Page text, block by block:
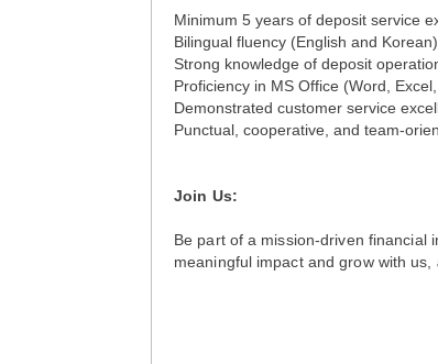
Minimum 5 years of deposit service
Bilingual fluency (English and
Strong knowledge of deposit
Proficiency in MS Office (Word,
Demonstrated customer service
Punctual, cooperative, and team-
Join Us:
Be part of a mission-driven financial
meaningful impact and grow with us,